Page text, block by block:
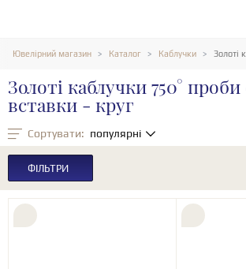
Ювелірний магазин Каталог Каблучки Золоті
Золоті каблучки 750°
вставки - круг
Сортувати: популярні
ФІЛЬТРИ